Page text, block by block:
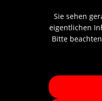
Sie sehen
eigentlichen
Bitte